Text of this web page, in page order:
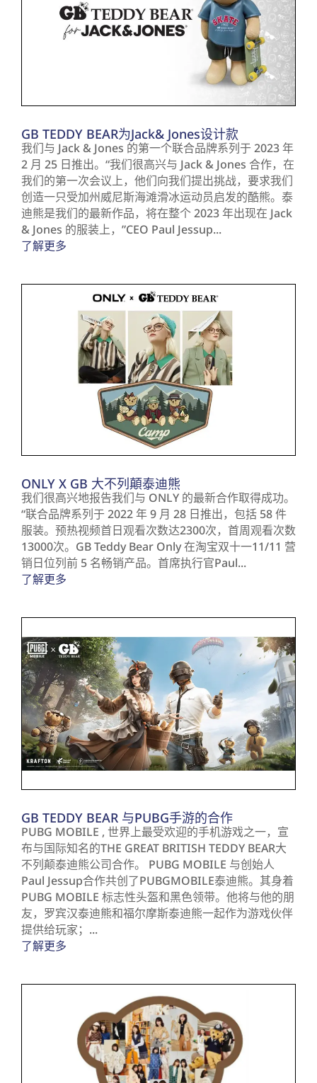
GB TEDDY BEAR为Jack& Jones设计款
我们与 Jack & Jones 的第一个联合品牌系列于 2023 年
2 月 25 日推出。“我们很高兴与 Jack & Jones 合作，在
我们的第一次会议上，他们向我们提出挑战，要求我们
创造一只受加州威尼斯海滩滑冰运动员启发的酷熊。泰
迪熊是我们的最新作品，将在整个 2023 年出现在 Jack
& Jones 的服装上，”CEO Paul Jessup...
了解更多
ONLY X GB 大不列顛泰迪熊
我们很高兴地报告我们与 ONLY 的最新合作取得成功。
“联合品牌系列于 2022 年 9 月 28 日推出，包括 58 件
服装。预热视频首日观看次数达2300次，首周观看次数
13000次。GB Teddy Bear Only 在淘宝双十一11/11 营
销日位列前 5 名畅销产品。首席执行官Paul...
了解更多
GB TEDDY BEAR 与PUBG手游的合作
PUBG MOBILE , 世界上最受欢迎的手机游戏之一，宣
布与国际知名的THE GREAT BRITISH TEDDY BEAR大
不列颠泰迪熊公司合作。 PUBG MOBILE 与创始人
Paul Jessup合作共创了PUBGMOBILE泰迪熊。其身着
PUBG MOBILE 标志性头盔和黑色领带。他将与他的朋
友，罗宾汉泰迪熊和福尔摩斯泰迪熊一起作为游戏伙伴
提供给玩家；...
了解更多